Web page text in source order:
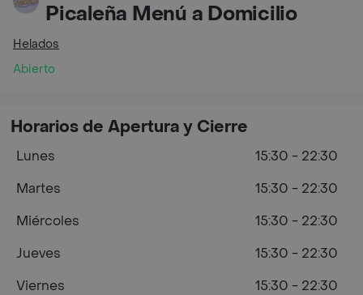
Picaleña Menú a Domicilio
Helados
Abierto
Horarios de Apertura y Cierre
Lunes
15:30 - 22:30
Martes
15:30 - 22:30
Miércoles
15:30 - 22:30
Jueves
15:30 - 22:30
Viernes
15:30 - 22:30